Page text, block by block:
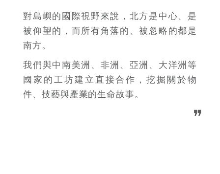
對島嶼的國際視野來說，北方是中心、是
被仰望的，而所有角落的、被忽略的都是
南方。
我們與中南美洲、非洲、亞洲、大洋洲等
國家的工坊建立直接合作，挖掘關於物
件、技藝與產業的生命故事。
❞